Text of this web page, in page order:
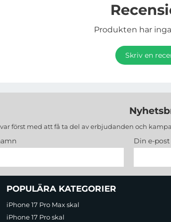
Produkten har
Skriv en
först med att få ta del av erbjudanden och
Din e-post
POPULÄRA KATEGORIER
iPhone 17 Pro Max skal
iPhone 17 Pro skal